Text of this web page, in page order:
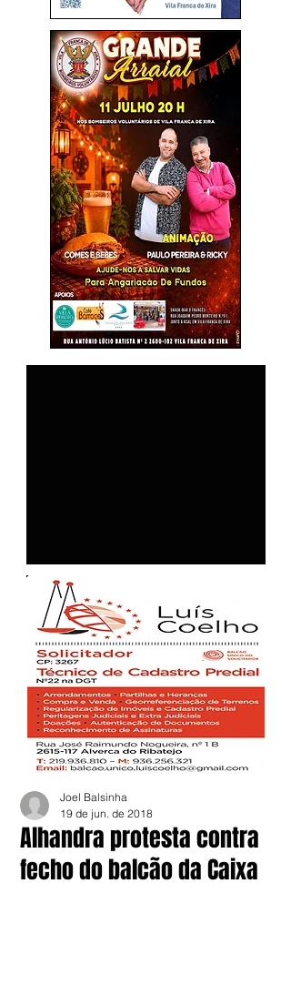
Alhandra protesta contra
fecho do balcão da Caixa
Joel Balsinha
19 de jun. de 2018